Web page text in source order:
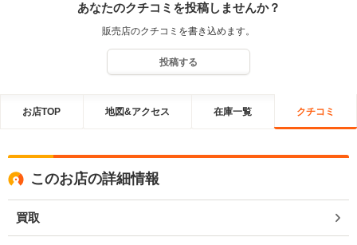
あなたのクチコミを投稿しませんか？
販売店のクチコミを書き込めます。
投稿する
お店TOP 地図&アクセス 在庫一覧 クチコミ
このお店の詳細情報
買取